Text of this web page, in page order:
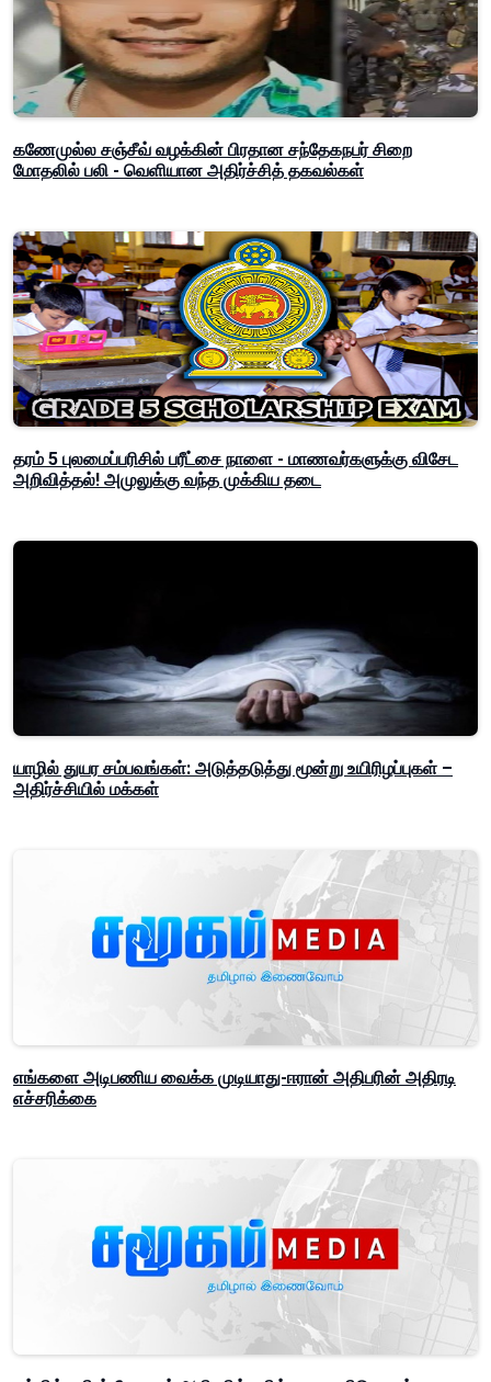
கணேமுல்ல சஞ்சீவ் வழக்கின் பிரதான சந்தேகநபர் சிறை
மோதலில் பலி - வெளியான அதிர்ச்சித் தகவல்கள்
தரம் 5 புலமைப்பரிசில் பரீட்சை நாளை - மாணவர்களுக்கு விசேட
அறிவித்தல்! அமுலுக்கு வந்த முக்கிய தடை
யாழில் துயர சம்பவங்கள்: அடுத்தடுத்து மூன்று உயிரிழப்புகள் –
அதிர்ச்சியில் மக்கள்
எங்களை அடிபணிய வைக்க முடியாது-ஈரான் அதிபரின் அதிரடி
எச்சரிக்கை